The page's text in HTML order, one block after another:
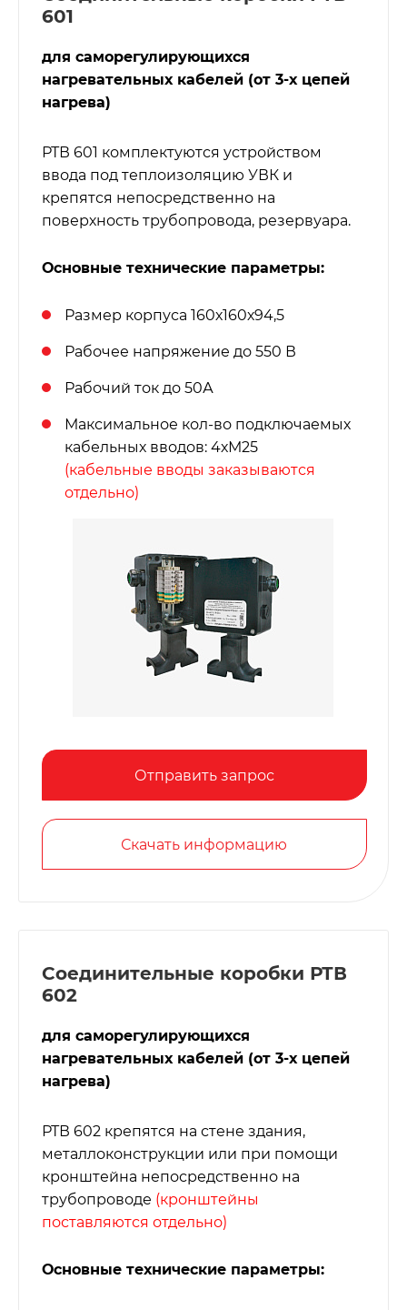
601
для саморегулирующихся
нагревательных кабелей (от 3-х цепей
нагрева)
РТВ 601 комплектуются устройством
ввода под теплоизоляцию УВК и
крепятся непосредственно на
поверхность трубопровода, резервуара.
Основные технические параметры:
Размер корпуса 160х160х94,5
Рабочее напряжение до 550 В
Рабочий ток до 50А
Максимальное кол-во подключаемых
кабельных вводов: 4хМ25
(кабельные вводы заказываются
отдельно)
Отправить запрос
Скачать информацию
Соединительные коробки РТВ
602
для саморегулирующихся
нагревательных кабелей (от 3-х цепей
нагрева)
РТВ 602 крепятся на стене здания,
металлоконструкции или при помощи
кронштейна непосредственно на
трубопроводе (кронштейны
поставляются отдельно)
Основные технические параметры: